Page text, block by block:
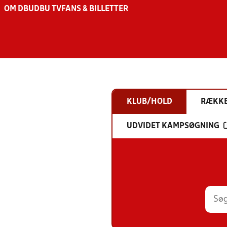
OM DBU DBU TV FANS & BILLETTER
KLUB/HOLD
UDVIDET KAMPSØGNING